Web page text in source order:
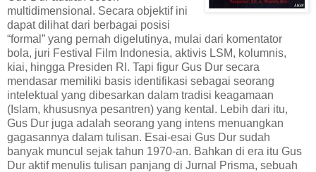
multidimensional. Secara objektif ini
dapat dilihat dari berbagai posisi
“formal” yang pernah digelutinya, mulai dari komentator
bola, juri Festival Film Indonesia, aktivis LSM, kolumnis,
kiai, hingga Presiden RI. Tapi figur Gus Dur secara
mendasar memiliki basis identifikasi sebagai seorang
intelektual yang dibesarkan dalam tradisi keagamaan
(Islam, khususnya pesantren) yang kental. Lebih dari itu,
Gus Dur juga adalah seorang yang intens menuangkan
gagasannya dalam tulisan. Esai-esai Gus Dur sudah
banyak muncul sejak tahun 1970-an. Bahkan di era itu Gus
Dur aktif menulis tulisan panjang di Jurnal Prisma, sebuah